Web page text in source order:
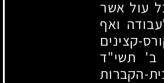
עול אשר
ואף
קצינים
ב' תשי"ד
הקברות